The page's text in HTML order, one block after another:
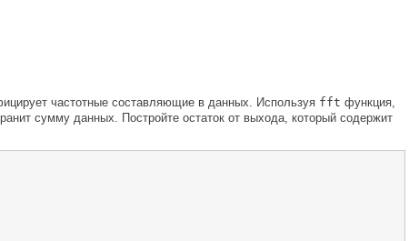
частотные составляющие в данных. Используя fft функция,
сумму данных. Постройте остаток от выхода, который содержит